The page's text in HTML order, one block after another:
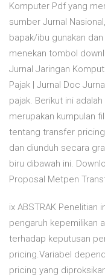
Komputer Pdf yang
sumber Jurnal
bapak/ibu gunakan
menekan tombol
Jurnal Jaringan
Pajak | Jurnal Doc
pajak. Berikut ini
merupakan kumpulan
tentang transfer
dan diunduh secara
biru dibawah ini.
Proposal Metpen
ix ABSTRAK Penelitian
pengaruh kepemilikan
terhadap keputusan
pricing.Variabel
pricing yang